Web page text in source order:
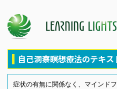
自己洞察瞑想療法のテキス
症状の有無に関係なく、マインド